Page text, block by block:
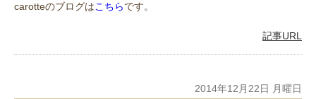
carotteのブログはこちらです。
記事URL
2014年12月22日 月曜日